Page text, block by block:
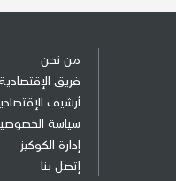
من نحن
فريق
أرشيف
سياسة
إدارة الكوكيز
إتصل بنا